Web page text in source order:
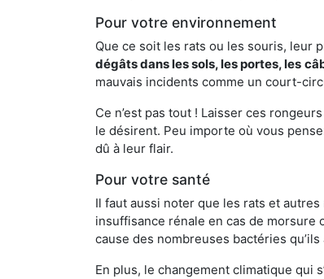
Pour votre environnement
Que ce soit les rats ou les souris, leur
dégâts dans les sols, les portes, les
mauvais incidents comme un court-
Ce n’est pas tout ! Laisser ces
le désirent. Peu importe où vous
dû à leur flair.
Pour votre santé
Il faut aussi noter que les rats et
insuffisance rénale en cas de morsure
cause des nombreuses bactéries
En plus, le changement climatique qui